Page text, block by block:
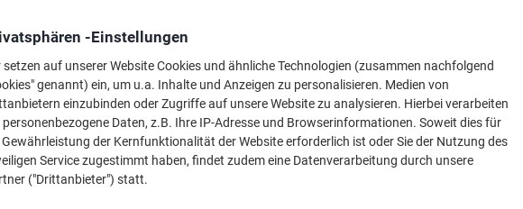
Menge exkl. USt
1-2 Pack 32,79 €
3-4 Pack 31,79 € -3%
-Einstellungen
setzen auf unserer Website Cookies und ähnliche Technologien (zusammen nachfolgend
genannt) ein, um u.a. Inhalte und Anzeigen zu personalisieren. Medien von
einzubinden oder Zugriffe auf unsere Website zu analysieren. Hierbei verarbeiten
Daten, z.B. Ihre IP-Adresse und Browserinformationen. Soweit dies für
Gewährleistung der Kernfunktionalität der Website erforderlich ist oder Sie der Nutzung des
Service zugestimmt haben, findet zudem eine Datenverarbeitung durch unsere
("Drittanbieter") statt.